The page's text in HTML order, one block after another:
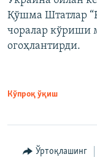
Қўшма Штатлар
чоралар кўриши
огоҳлантирди.
Кўпроқ ўқиш
Ўртоқлашинг